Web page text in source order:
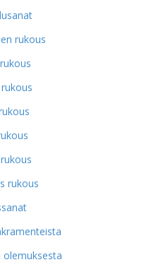
rukous
rukous
olemuksesta